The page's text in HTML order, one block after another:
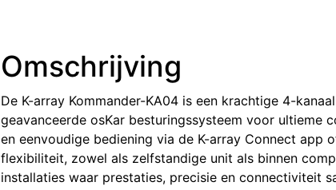
Omschrijving
De K-array Kommander-KA04 is een krachtige 4-
geavanceerde osKar besturingssysteem voor ultieme
en eenvoudige bediening via de K-array Connect app
flexibiliteit, zowel als zelfstandige unit als binnen
installaties waar prestaties, precisie en connectiviteit